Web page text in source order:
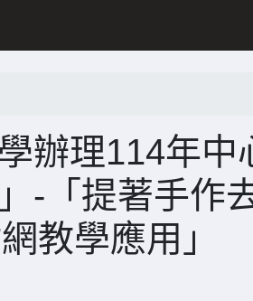
辦理114年中
-「提著手作
教學應用」